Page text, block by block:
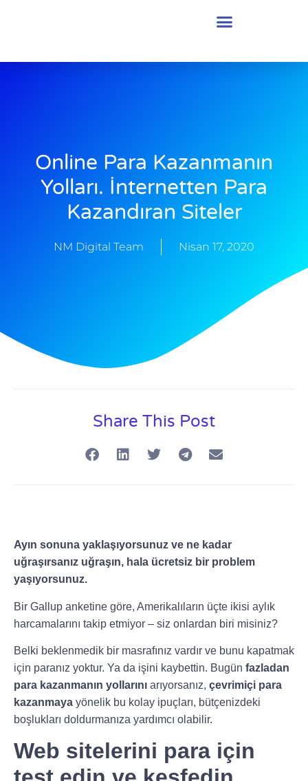
Online Para Kazanmanın
Yolları. İnternetten Para
Kazandıran Siteler
NM Digital Team Nisan 17, 2020
Share This Post
Ayın sonuna yaklaşıyorsunuz ve ne kadar
uğraşırsanız uğraşın, hala ücretsiz bir problem
yaşıyorsunuz.
Bir Gallup anketine göre, Amerikalıların üçte ikisi aylık
harcamalarını takip etmiyor – siz onlardan biri misiniz?
Belki beklenmedik bir masrafınız vardır ve bunu kapatmak
için paranız yoktur. Ya da işini kaybettin. Bugün fazladan
para kazanmanın yollarını arıyorsanız, çevrimiçi para
kazanmaya yönelik bu kolay ipuçları, bütçenizdeki
boşlukları doldurmanıza yardımcı olabilir.
Web sitelerini para için